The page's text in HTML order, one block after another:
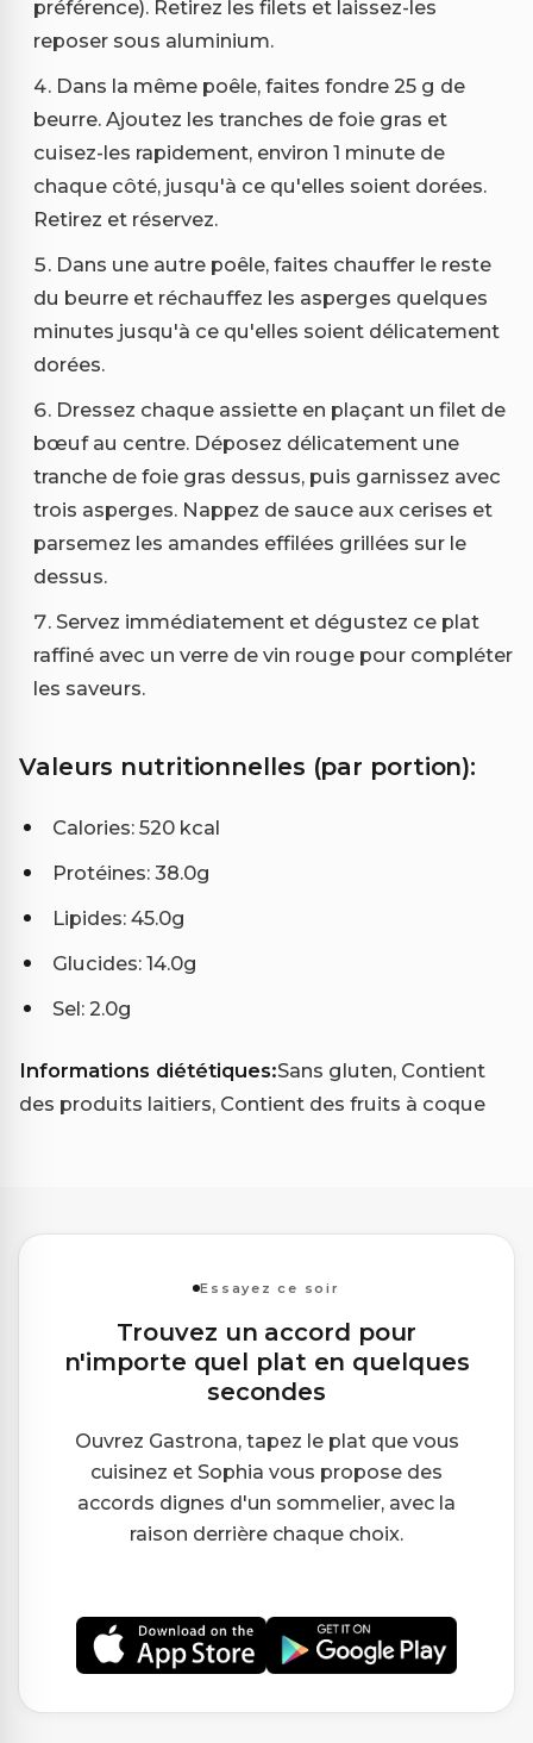
préférence). Retirez les filets et laissez-les
reposer sous aluminium.
Dans la même poêle, faites fondre 25 g de
beurre. Ajoutez les tranches de foie gras et
cuisez-les rapidement, environ 1 minute de
chaque côté, jusqu'à ce qu'elles soient dorées.
Retirez et réservez.
Dans une autre poêle, faites chauffer le reste
du beurre et réchauffez les asperges quelques
minutes jusqu'à ce qu'elles soient délicatement
dorées.
Dressez chaque assiette en plaçant un filet de
bœuf au centre. Déposez délicatement une
tranche de foie gras dessus, puis garnissez avec
trois asperges. Nappez de sauce aux cerises et
parsemez les amandes effilées grillées sur le
dessus.
Servez immédiatement et dégustez ce plat
raffiné avec un verre de vin rouge pour compléter
les saveurs.
Valeurs nutritionnelles (par portion):
Calories: 520 kcal
Protéines: 38.0g
Lipides: 45.0g
Glucides: 14.0g
Sel: 2.0g
Informations diététiques:Sans gluten, Contient
des produits laitiers, Contient des fruits à coque
Essayez ce soir
Trouvez un accord pour
n'importe quel plat en quelques
secondes
Ouvrez Gastrona, tapez le plat que vous
cuisinez et Sophia vous propose des
accords dignes d'un sommelier, avec la
raison derrière chaque choix.